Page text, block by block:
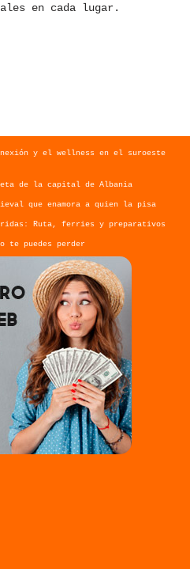
en cada lugar.
y el wellness en el suroeste
de la capital de Albania
que enamora a quien la pisa
Ruta, ferries y preparativos
te puedes perder